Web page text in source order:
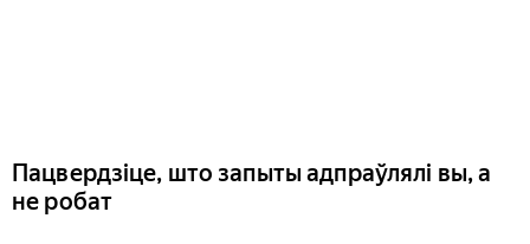
Пацвердзіце, што запыты адпраўлялі вы, а
не робат